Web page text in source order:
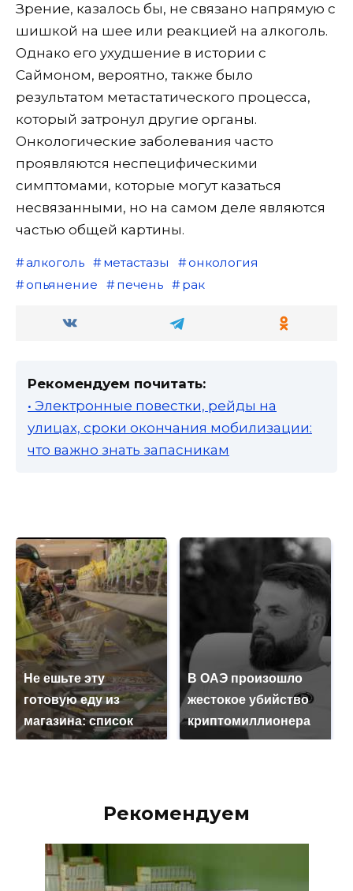
Зрение, казалось бы, не связано напрямую с
шишкой на шее или реакцией на алкоголь.
Однако его ухудшение в истории с
Саймоном, вероятно, также было
результатом метастатического процесса,
который затронул другие органы.
Онкологические заболевания часто
проявляются неспецифическими
симптомами, которые могут казаться
несвязанными, но на самом деле являются
частью общей картины.
алкоголь метастазы
онкология
опьянение
печень рак
Рекомендуем почитать:
• Электронные повестки, рейды на
улицах, сроки окончания мобилизации:
что важно знать запасникам
Не ешьте эту
готовую еду из
магазина: список
В ОАЭ произошло
жестокое убийство
криптомиллионера
Рекомендуем